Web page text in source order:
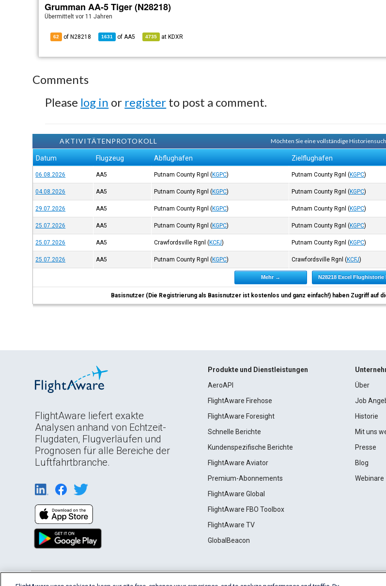
Grumman AA-5 Tiger (N28218)
Übermitteltvor 11 Jahren
62 of N28218 1631 ofAA5 4735 at KDXR
Comments
Please log in or register to post a comment.
AKTIVITÄTENPROTOKOLL Möchten Sie eine vollständige
Datum Flugzeug Abflughafen Zielflughafen
06.08.2026 AA5 Putnam County Rgnl (KGPC) Putnam County Rgnl (KGPC)
04.08.2026 AA5 Putnam County Rgnl (KGPC) Putnam County Rgnl (KGPC)
29.07.2026 AA5 Putnam County Rgnl (KGPC) Putnam County Rgnl (KGPC)
25.07.2026 AA5 Putnam County Rgnl (KGPC) Putnam County Rgnl (KGPC)
25.07.2026 AA5 Crawfordsville Rgnl (KCFJ) Putnam County Rgnl (KGPC)
25.07.2026 AA5 Putnam County Rgnl (KGPC) Crawfordsville Rgnl (KCFJ)
Mehr → N28218 Excel
Basisnutzer (Die Registrierung als Basisnutzer ist kostenlos und ganz einfach!) haben Zugriff auf
FlightAware liefert exakte
Analysen anhand von Echtzeit-
Flugdaten, Flugverläufen und
Prognosen für alle Bereiche der
Luftfahrtbranche.
Produkte und Dienstleistungen
AeroAPI
FlightAware Firehose
FlightAware Foresight
Schnelle Berichte
Kundenspezifische Berichte
FlightAware Aviator
Premium-Abonnements
FlightAware Global
FlightAware FBO Toolbox
FlightAware TV
GlobalBeacon
Über
Job
Historie
Mit uns
Presse
Blog
Webinare